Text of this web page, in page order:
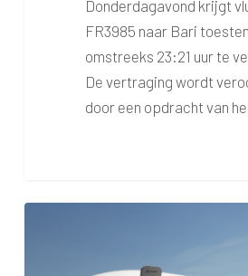
Donderdagavond krijgt
FR3985 naar Bari
omstreeks 23:21 uur te
De vertraging wordt
door een opdracht van het